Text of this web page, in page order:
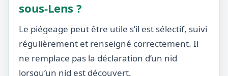
sous-Lens ?
Le piégeage peut être utile s’il est sélectif, suivi
régulièrement et renseigné correctement. Il
ne remplace pas la déclaration d’un nid
lorsqu’un nid est découvert.